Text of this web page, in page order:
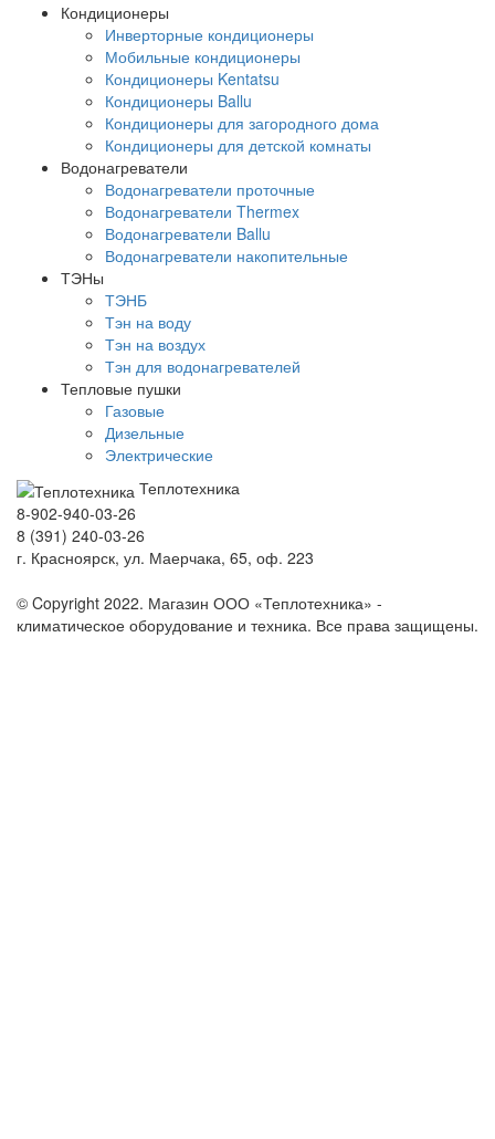
Кондиционеры
Инверторные кондиционеры
Мобильные кондиционеры
Кондиционеры Kentatsu
Кондиционеры Ballu
Кондиционеры для загородного дома
Кондиционеры для детской комнаты
Водонагреватели
Водонагреватели проточные
Водонагреватели Thermex
Водонагреватели Ballu
Водонагреватели накопительные
ТЭНы
ТЭНБ
Тэн на воду
Тэн на воздух
Тэн для водонагревателей
Тепловые пушки
Газовые
Дизельные
Электрические
Теплотехника
8-902-940-03-26
8 (391) 240-03-26
г. Красноярск, ул. Маерчака, 65, оф. 223
© Copyright 2022. Магазин ООО «Теплотехника» -
климатическое оборудование и техника. Все права защищены.